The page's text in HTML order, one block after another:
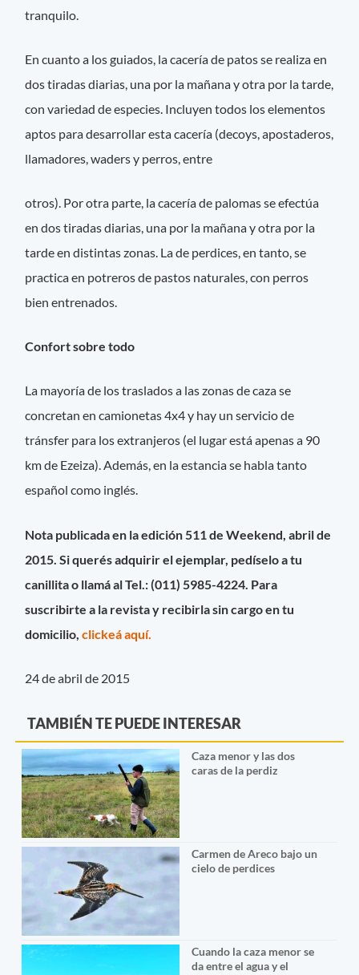
tranquilo.
En cuanto a los guiados, la cacería de patos se realiza en
dos tiradas diarias, una por la mañana y otra por la tarde,
con variedad de especies. Incluyen todos los elementos
aptos para desarrollar esta cacería (decoys, apostaderos,
llamadores, waders y perros, entre
otros). Por otra parte, la cacería de palomas se efectúa
en dos tiradas diarias, una por la mañana y otra por la
tarde en distintas zonas. La de perdices, en tanto, se
practica en potreros de pastos naturales, con perros
bien entrenados.
Confort sobre todo
La mayoría de los traslados a las zonas de caza se
concretan en camionetas 4x4 y hay un servicio de
tránsfer para los extranjeros (el lugar está apenas a 90
km de Ezeiza). Además, en la estancia se habla tanto
español como inglés.
Nota publicada en la edición 511 de Weekend, abril de
2015. Si querés adquirir el ejemplar, pedíselo a tu
canillita o llamá al Tel.: (011) 5985-4224. Para
suscribirte a la revista y recibirla sin cargo en tu
domicilio,clickeá aquí.
24 de abril de 2015
TAMBIÉN TE PUEDE INTERESAR
Caza menor y las dos
caras de la perdiz
Carmen de Areco bajo un
cielo de perdices
Cuando la caza menor se
da entre el agua y el